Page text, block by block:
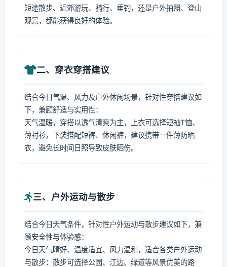
短途散步、近郊游玩、骑行、垂钓，还是户外拍照、登山
观景，都能获得良好的体验。
二、穿衣穿搭建议
结合今日气温、风力及户外休闲场景，针对性穿搭建议如
下，兼顾舒适与实用性：
天气温暖，穿搭以透气清爽为主，上衣可选择短袖T恤、
薄衬衫，下装搭配短裤、休闲裤，建议携带一件薄防晒
衣，避免长时间日照导致皮肤晒伤。
三、户外运动与散步
结合今日天气条件，针对性户外运动与散步建议如下，兼
顾安全性与体验感：
今日天气晴好、温度适宜、风力温和，适合各类户外运动
与散步：散步可选择公园、江边、绿道等风景优美的路